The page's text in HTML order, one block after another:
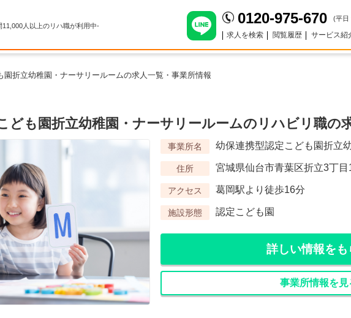
人以上のリハ職が利用中- 0120-975-670 (平日
求人を検索 閲覧履歴 サービス紹
園折立幼稚園・ナーサリールームの求人一覧・事業所情報
ども園折立幼稚園・ナーサリールームのリハビリ職の
事業所名 幼保連携型認定こども園折立
住所 宮城県仙台市青葉区折立3丁目
アクセス 葛岡駅より徒歩16分
施設形態 認定こども園
詳しい情報をも
事業所情報を見